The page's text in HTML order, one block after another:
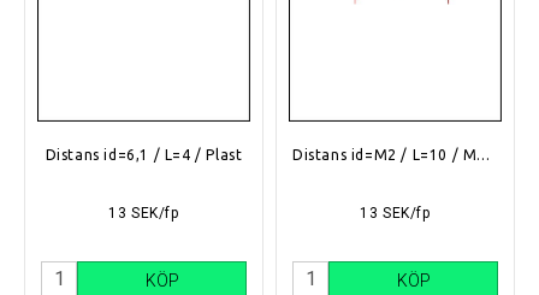
Distans id=6,1 / L=4 / Plast
13 SEK/fp
KÖP
Distans id=M2 / L=10 / Mässing
13 SEK/fp
KÖP